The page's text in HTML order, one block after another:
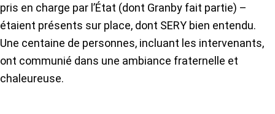
pris en charge par l’État (dont Granby fait partie) –
étaient présents sur place, dont SERY bien entendu.
Une centaine de personnes, incluant les intervenants,
ont communié dans une ambiance fraternelle et
chaleureuse.